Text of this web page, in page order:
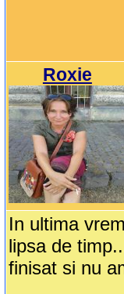
Roxie
In ultima
lipsa de
finisat si nu